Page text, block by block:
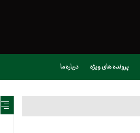
پرونده های ویژه درباره ما